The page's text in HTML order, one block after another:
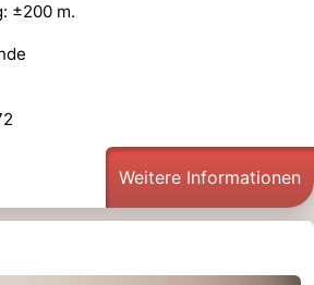
: ±200 m.
Weitere Informationen